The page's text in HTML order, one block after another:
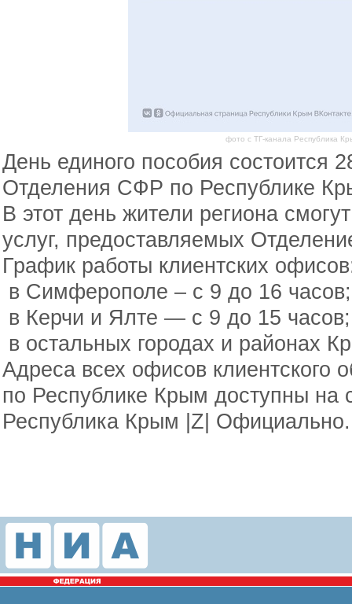
фото с ТГ-канала Республика
День единого пособия состоится
Отделения СФР по Республике
В этот день жители региона
услуг, предоставляемых
График работы клиентских
в Симферополе – с 9 до 16 часов;
в Керчи и Ялте — с 9 до 15 часов;
в остальных городах и районах
Адреса всех офисов
по Республике Крым доступны на
Республика Крым |Z| Официально.